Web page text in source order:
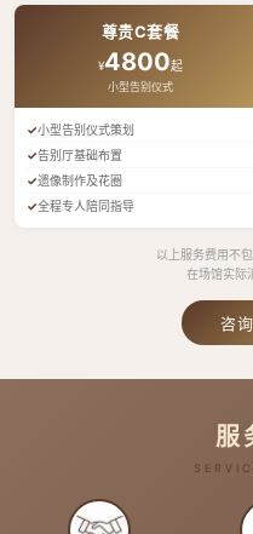
尊贵C套餐
¥4800起
小型告别仪式
小型告别仪式策划
告别厅基础布置
遗像制作及花圈
全程专人陪同指导
以上服务费用不
在场馆实际
咨
服